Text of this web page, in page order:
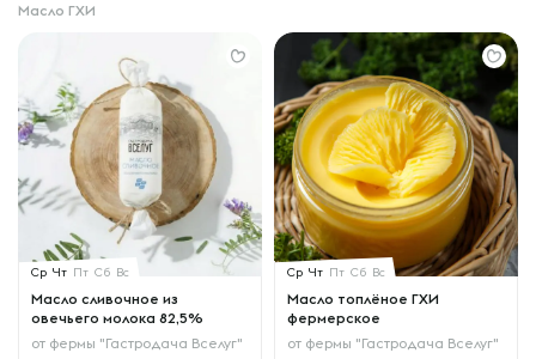
Масло ГХИ
Ср Чт Пт Сб Вс
Масло сливочное из
овечьего молока 82,5%
от фермы "Гастродача Вселуг"
Ср Чт Пт Сб Вс
Масло топлёное ГХИ
фермерское
от фермы "Гастродача Вселуг"